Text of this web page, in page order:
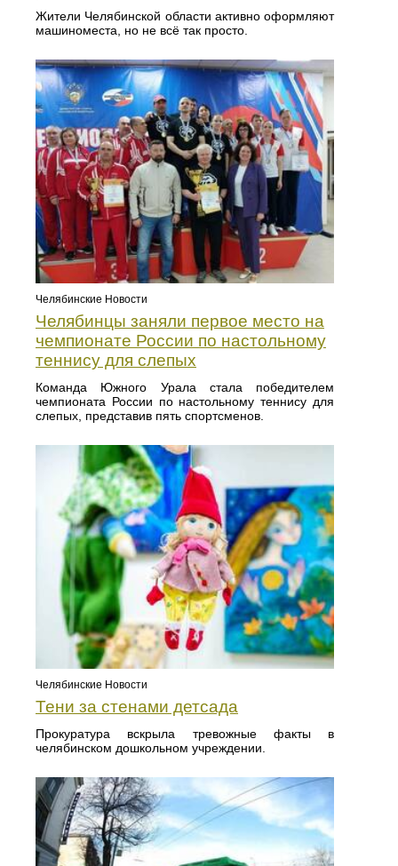
Жители Челябинской области активно оформляют
машиноместа, но не всё так просто.
Челябинские Новости
Челябинцы заняли первое место на
чемпионате России по настольному
теннису для слепых
Команда Южного Урала стала победителем
чемпионата России по настольному теннису для
слепых, представив пять спортсменов.
Челябинские Новости
Тени за стенами детсада
Прокуратура вскрыла тревожные факты в
челябинском дошкольном учреждении.